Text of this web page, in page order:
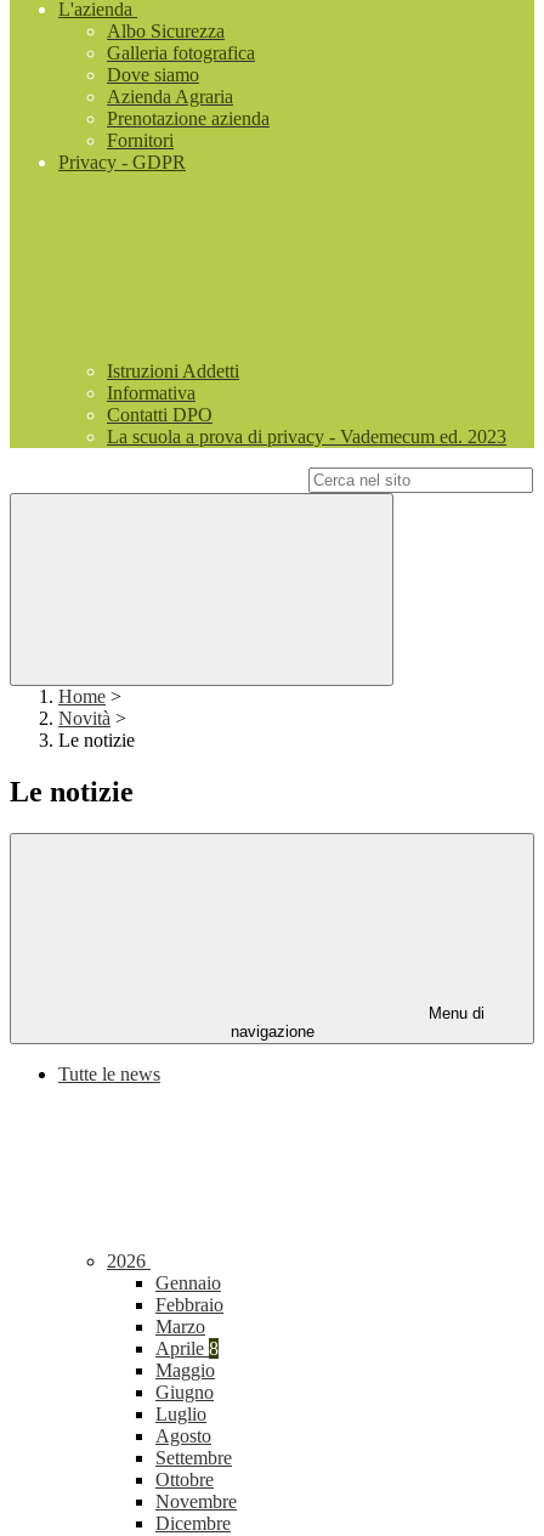
L'azienda
Albo Sicurezza
Galleria fotografica
Dove siamo
Azienda Agraria
Prenotazione azienda
Fornitori
Privacy - GDPR
Istruzioni Addetti
Informativa
Contatti DPO
La scuola a prova di privacy - Vademecum ed. 2023
Home >
Novità >
Le notizie
Le notizie
Menu di
navigazione
Tutte le news
2026
Gennaio
Febbraio
Marzo
Aprile 8
Maggio
Giugno
Luglio
Agosto
Settembre
Ottobre
Novembre
Dicembre